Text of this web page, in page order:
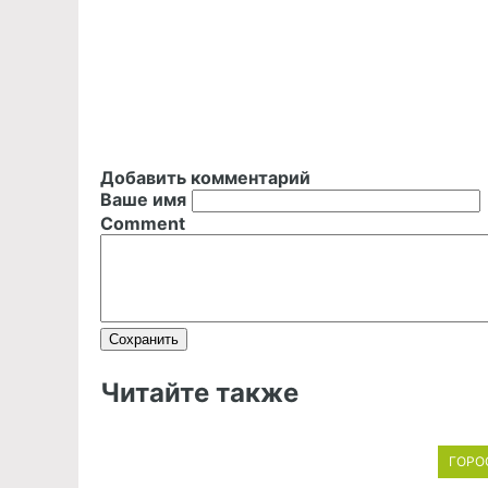
Добавить комментарий
Ваше имя
Comment
Читайте также